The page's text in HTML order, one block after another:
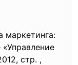
маркетинга:
стр. ,